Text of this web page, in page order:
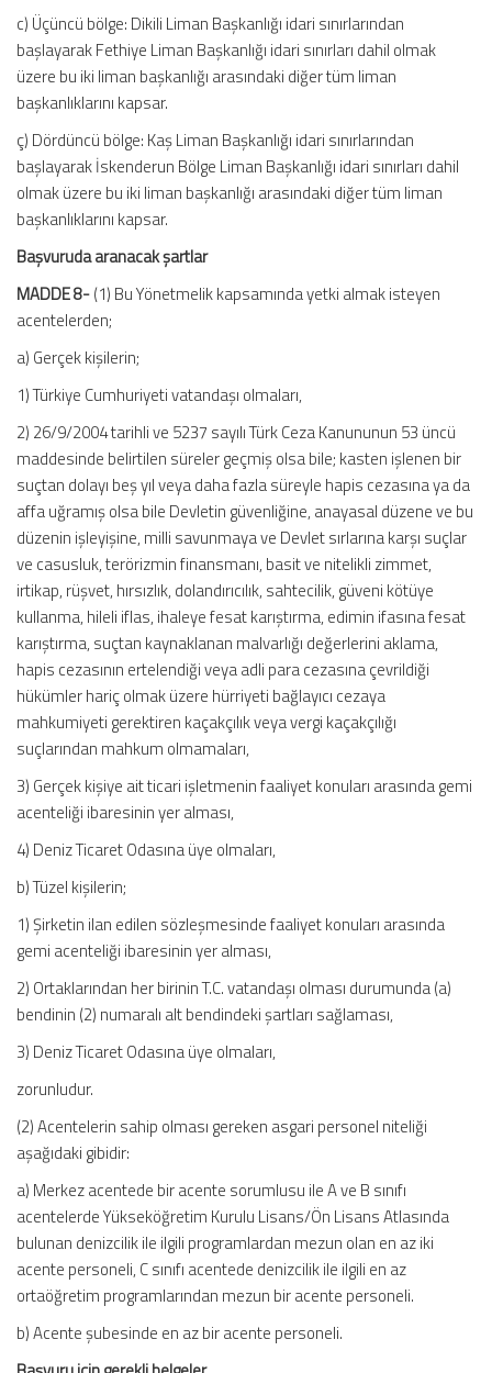
c) Üçüncü bölge: Dikili Liman Başkanlığı idari sınırlarından
başlayarak Fethiye Liman Başkanlığı idari sınırları dahil olmak
üzere bu iki liman başkanlığı arasındaki diğer tüm liman
başkanlıklarını kapsar.
ç) Dördüncü bölge: Kaş Liman Başkanlığı idari sınırlarından
başlayarak İskenderun Bölge Liman Başkanlığı idari sınırları dahil
olmak üzere bu iki liman başkanlığı arasındaki diğer tüm liman
başkanlıklarını kapsar.
Başvuruda aranacak şartlar
MADDE 8-(1) Bu Yönetmelik kapsamında yetki almak isteyen
acentelerden;
a) Gerçek kişilerin;
1) Türkiye Cumhuriyeti vatandaşı olmaları,
2) 26/9/2004 tarihli ve 5237 sayılı Türk Ceza Kanununun 53 üncü
maddesinde belirtilen süreler geçmiş olsa bile; kasten işlenen bir
suçtan dolayı beş yıl veya daha fazla süreyle hapis cezasına ya da
affa uğramış olsa bile Devletin güvenliğine, anayasal düzene ve bu
düzenin işleyişine, milli savunmaya ve Devlet sırlarına karşı suçlar
ve casusluk, terörizmin finansmanı, basit ve nitelikli zimmet,
irtikap, rüşvet, hırsızlık, dolandırıcılık, sahtecilik, güveni kötüye
kullanma, hileli iflas, ihaleye fesat karıştırma, edimin ifasına fesat
karıştırma, suçtan kaynaklanan malvarlığı değerlerini aklama,
hapis cezasının ertelendiği veya adli para cezasına çevrildiği
hükümler hariç olmak üzere hürriyeti bağlayıcı cezaya
mahkumiyeti gerektiren kaçakçılık veya vergi kaçakçılığı
suçlarından mahkum olmamaları,
3) Gerçek kişiye ait ticari işletmenin faaliyet konuları arasında gemi
acenteliği ibaresinin yer alması,
4) Deniz Ticaret Odasına üye olmaları,
b) Tüzel kişilerin;
1) Şirketin ilan edilen sözleşmesinde faaliyet konuları arasında
gemi acenteliği ibaresinin yer alması,
2) Ortaklarından her birinin T.C. vatandaşı olması durumunda (a)
bendinin (2) numaralı alt bendindeki şartları sağlaması,
3) Deniz Ticaret Odasına üye olmaları,
zorunludur.
(2) Acentelerin sahip olması gereken asgari personel niteliği
aşağıdaki gibidir:
a) Merkez acentede bir acente sorumlusu ile A ve B sınıfı
acentelerde Yükseköğretim Kurulu Lisans/Ön Lisans Atlasında
bulunan denizcilik ile ilgili programlardan mezun olan en az iki
acente personeli, C sınıfı acentede denizcilik ile ilgili en az
ortaöğretim programlarından mezun bir acente personeli.
b) Acente şubesinde en az bir acente personeli.